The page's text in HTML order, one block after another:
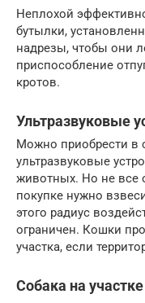
Неплохой
бутылки,
надрезы, чтобы они
приспособление
кротов.
Ультразвуковые
Можно приобрести в
ультразвуковые
животных. Но не все
покупке нужно
этого радиус
ограничен. Кошки
участка, если
Собака на участке